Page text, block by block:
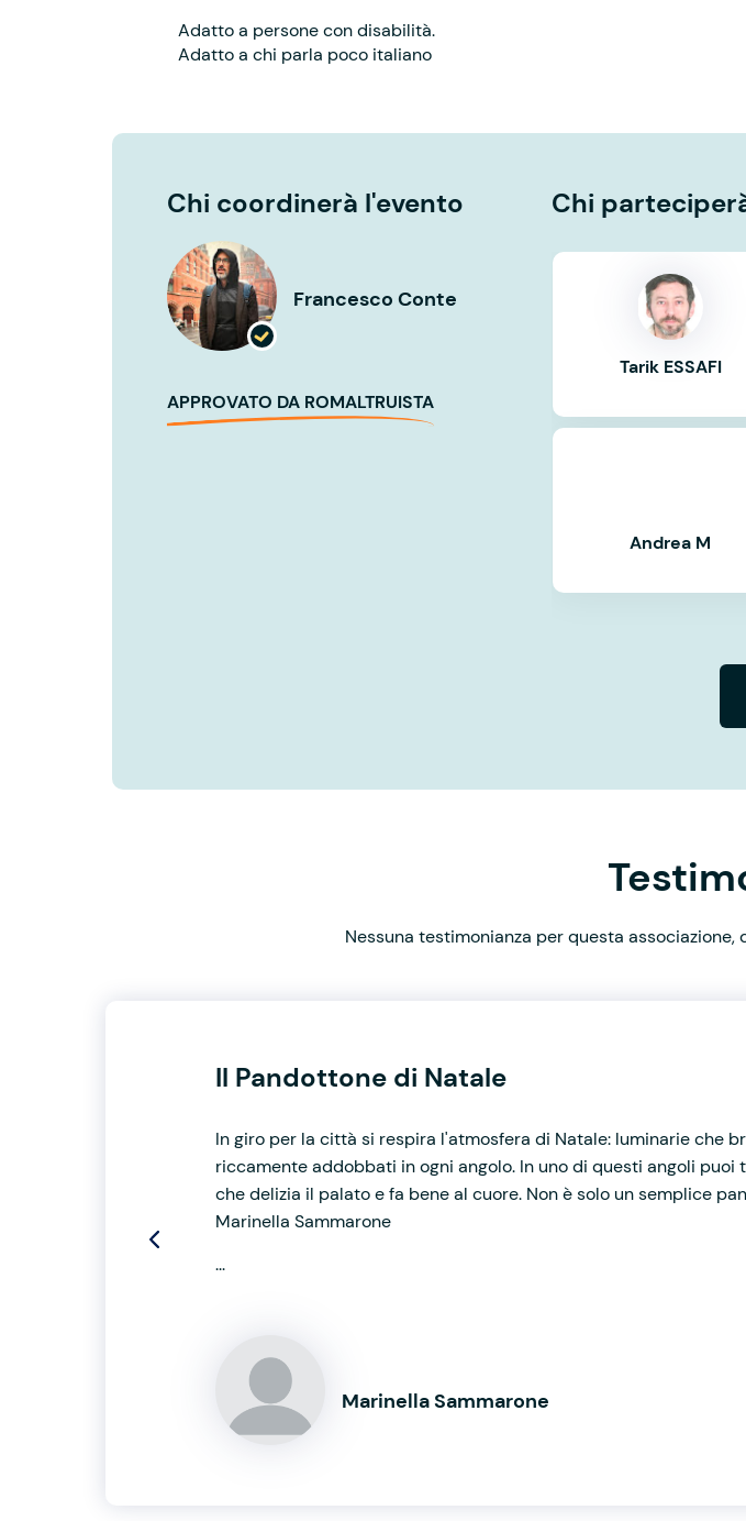
Adatto a persone con disabilità.
Adatto a chi parla poco italiano
Chi coordinerà l'evento
Francesco Conte
APPROVATO DA ROMALTRUISTA
Chi
Tarik ESSAFI
Andrea M
Nessuna testimonianza per questa
Il Pandottone di Natale
In giro per la città si respira l'atmosfera di Natale: luminarie che
riccamente addobbati in ogni angolo. In uno di questi angoli
che delizia il palato e fa bene al cuore. Non è solo un semplice
Marinella Sammarone
...
Marinella Sammarone